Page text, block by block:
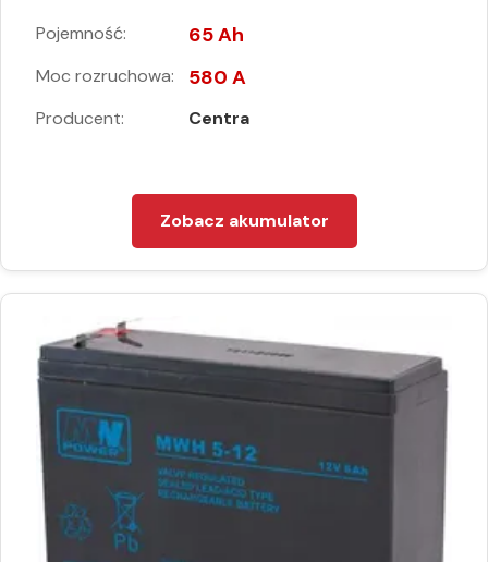
Pojemność: 65 Ah
Moc rozruchowa: 580 A
Producent: Centra
Zobacz akumulator